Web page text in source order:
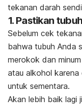
tekanan darah
1. Pastikan
Sebelum cek
bahwa tubuh Anda
merokok dan
atau alkohol
untuk sementara.
Akan lebih baik lagi